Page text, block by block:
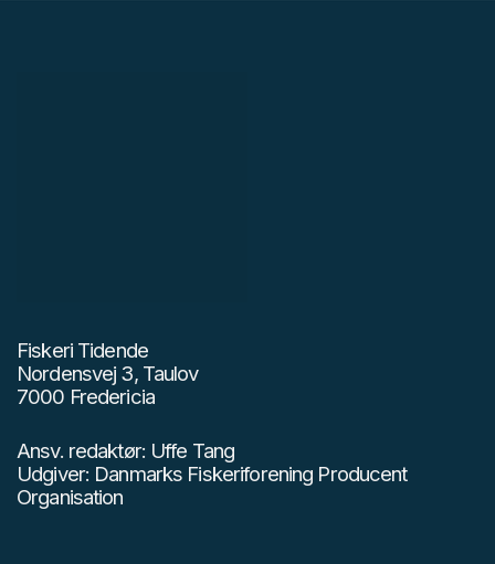
Fiskeri Tidende
Nordensvej 3, Taulov
7000 Fredericia
Ansv. redaktør: Uffe Tang
Udgiver: Danmarks Fiskeriforening Producent
Organisation